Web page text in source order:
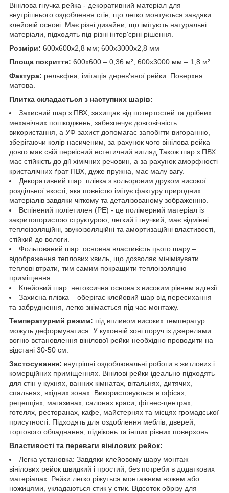
Вінілова гнучка рейка - декоративний матеріал для
внутрішнього оздоблення стін, що легко монтується завдяки
клейовій основі. Має різні дизайни, що імітують натуральні
матеріали, підходять під різні інтер'єрні рішення.
Розміри: 600х600х2,8 мм; 600х3000х2,8 мм
Площа покриття: 600х600 – 0,36 м², 600х3000 мм – 1,8 м²
Фактура: рельєфна, імітація дерев'яної рейки. Поверхня
матова.
Плитка складається з наступних шарів:
Захисний шар з ПВХ, захищає від потертостей та дрібних
механічних пошкоджень, забезпечує довговічність
використання, а УФ захист допомагає запобігти вигоранню,
зберігаючи колір насиченим, за рахунок чого вінілова рейка
довго має свій первісний естетичний вигляд.Також шар з ПВХ
має стійкість до дії хімічних речовин, а за рахунок аморфності
кристалічних ґрат ПВХ, дуже пружна, має малу вагу.
Декоративний шар: плівка з кольоровим друком високої
роздільної якості, яка повністю імітує фактуру природних
матеріалів завдяки чіткому та деталізованому зображенню.
Вспінений поліетилен (РЕ) - це полімерний матеріал із
закритопористою структурою, легкий і гнучкий, має відмінні
теплоізоляційні, звукоізоляційні та амортизаційні властивості,
стійкий до вологи.
Фольгований шар: основна властивість цього шару –
відображення теплових хвиль, що дозволяє мінімізувати
теплові втрати, тим самим покращити теплоізоляцію
приміщення.
Клейовий шар: нетоксична основа з високим рівнем адгезії.
Захисна плівка – оберігає клейовий шар від пересихання
та забруднення, легко знімається під час монтажу.
Температурний режим: під впливом високих температур
можуть деформуватися. У кухонній зоні поруч із джерелами
вогню встановлення вінілової рейки необхідно проводити на
відстані 30-50 см.
Застосування: внутрішні оздоблювальні роботи в житлових і
комерційних приміщеннях. Вінілові рейки ідеально підходять
для стін у кухнях, ванних кімнатах, вітальнях, дитячих,
спальнях, вхідних зонах. Використовується в офісах,
рецепціях, магазинах, салонах краси, фітнес-центрах,
готелях, ресторанах, кафе, майстернях та місцях громадської
присутності. Підходять для оздоблення меблів, дверей,
торгового обладнання, підвіконь та інших рівних поверхонь.
Властивості та переваги вінілових рейок:
Легка установка: Завдяки клейовому шару монтаж
вінілових рейок швидкий і простий, без потреби в додаткових
матеріалах. Рейки легко ріжуться монтажним ножем або
ножицями, укладаються стик у стик. Відсоток обрізу для